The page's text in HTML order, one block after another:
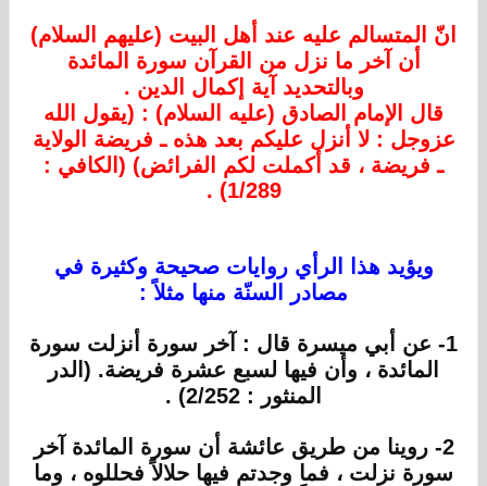
انّ المتسالم عليه عند أهل البيت (عليهم السلام)
أن آخر ما نزل من القرآن سورة المائدة
وبالتحديد آية إكمال الدين .
قال الإمام الصادق (عليه السلام) : (يقول الله
عزوجل : لا أنزل عليكم بعد هذه ـ فريضة الولاية
ـ فريضة ، قد أكملت لكم الفرائض) (الكافي :
1/289) .
ويؤيد هذا الرأي روايات صحيحة وكثيرة في
مصادر السنّة منها مثلاً :
1- عن أبي ميسرة قال : آخر سورة أنزلت سورة
المائدة ، وأن فيها لسبع عشرة فريضة. (الدر
المنثور : 2/252) .
2- روينا من طريق عائشة أن سورة المائدة آخر
سورة نزلت ، فما وجدتم فيها حلالاً فحللوه ، وما